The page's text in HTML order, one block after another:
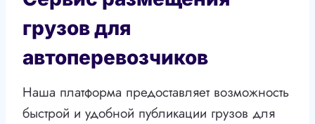
грузов для
автоперевозчиков
Наша платформа предоставляет возможность
быстрой и удобной публикации грузов для